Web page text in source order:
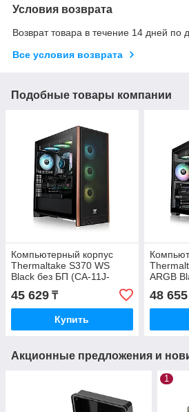
Условия возврата
Возврат товара в течение 14 дней по
Все условия возврата
Подобные товары компании
Компьютерный корпус
Thermaltake S370 WS
Black без БП (CA-11J-
00M1WN-00)
45 629 ₸
Купить
ARGB
1Z2-
48 655
Акционные предложения и
1